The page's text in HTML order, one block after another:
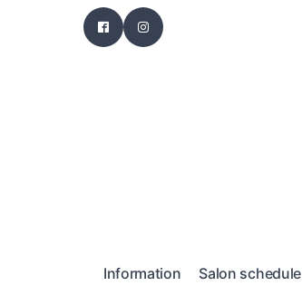
Information Salon schedule